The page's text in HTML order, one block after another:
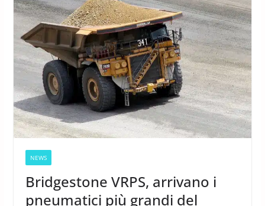
NEWS
Bridgestone VRPS, arrivano i
pneumatici più grandi del